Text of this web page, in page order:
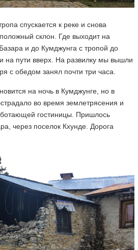
спускается к реке и снова
склон. Где выходит на
и до Кумджунга с тропой до
на пути вверх. На развилку мы вышли
с обедом занял почти три часа.
на ночь в Кумджунге, но в
во время землетрясения и
гостиницы. Пришлось
через поселок Кхунде. Дорога